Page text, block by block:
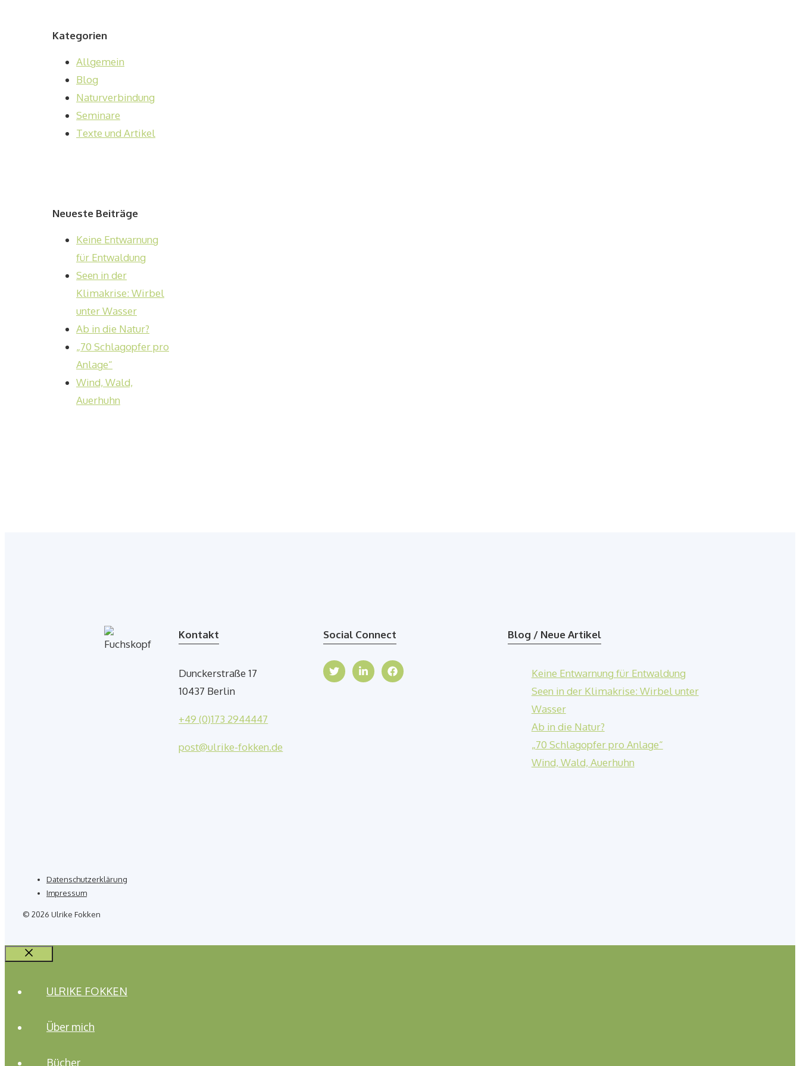
Kategorien
Allgemein
Blog
Naturverbindung
Seminare
Texte und Artikel
Neueste Beiträge
Keine Entwarnung
für Entwaldung
Seen in der
Klimakrise: Wirbel
unter Wasser
Ab in die Natur?
„70 Schlagopfer pro
Anlage“
Wind, Wald,
Auerhuhn
Kontakt
Dunckerstraße 17
10437 Berlin
+49 (0)173 2944447
post@ulrike-fokken.de
Social Connect Blog / Neue Artikel
Keine Entwarnung für Entwaldung
Seen in der Klimakrise: Wirbel unter
Wasser
Ab in die Natur?
„70 Schlagopfer pro Anlage“
Wind, Wald, Auerhuhn
Datenschutzerklärung
Impressum
© 2026 Ulrike Fokken
Schließen
ULRIKE FOKKEN
Über mich
Bücher